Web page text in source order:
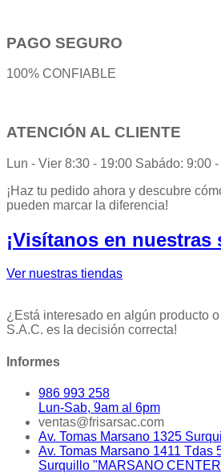
PAGO SEGURO
100% CONFIABLE
ATENCIÓN AL CLIENTE
Lun - Vier 8:30 - 19:00 Sabádo: 9:00
¡Haz tu pedido ahora y descubre
pueden marcar la diferencia!
¡Visítanos en nuestras
Ver nuestras tiendas
¿Está interesado en algún producto
S.A.C. es la decisión correcta!
Informes
986 993 258
Lun-Sab, 9am al 6pm
ventas@frisarsac.com
Av. Tomas Marsano 1325
Av. Tomas Marsano 1411 Tdas
Surquillo "MARSANO